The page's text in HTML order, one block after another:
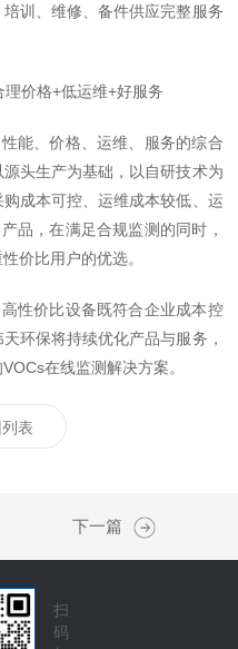
训、维修、备件供应完整服务
价格+低运维+好服务
、价格、运维、服务的综合
头生产为基础，以自研技术为
成本可控、运维成本较低、运
品，在满足合规监测的同时，
价比用户的优选。
价比设备既符合企业成本控
环保将持续优化产品与服务，
在线监测解决方案。
表
下一篇
扫
码